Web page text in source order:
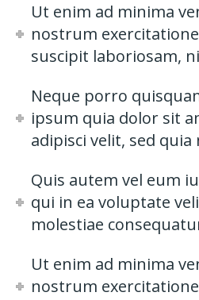
Ut enim ad minima
nostrum
suscipit laboriosam,
Neque porro
ipsum quia dolor sit
adipisci velit, sed quia
Quis autem vel eum
qui in ea voluptate
molestiae
Ut enim ad minima
nostrum